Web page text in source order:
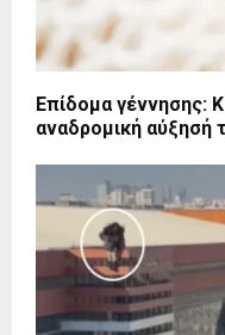
Επίδομα γέννησης:
αναδρομική αύξησή